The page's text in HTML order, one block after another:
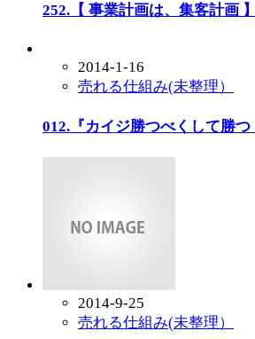
252.【 事業計画は、集客計画 】
2014-1-16
売れる仕組み(未整理）
012.『カイジ勝つべくして勝つ
2014-9-25
売れる仕組み(未整理）